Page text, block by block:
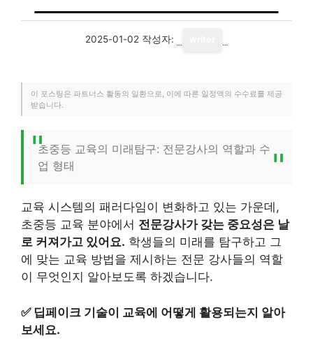
2025-01-02 작성자:
이 포스팅은 파트너스 활동의 일환으로, 이에 따른 일정액의 수수료를 제공
받습니다.
초중등 교육의 미래탐구: 전문강사의 역할과 수
업 형태
교육 시스템의 패러다임이 변화하고 있는 가운데,
초중등 교육 분야에서 전문강사가 갖는 중요성은 날
로 커져가고 있어요. 학생들의 미래를 탐구하고 그
에 맞는 교육 방법을 제시하는 전문 강사들의 역할
이 무엇인지 알아보도록 하겠습니다.
✅ 딥페이크 기술이 교육에 어떻게 활용되는지 알아
보세요.